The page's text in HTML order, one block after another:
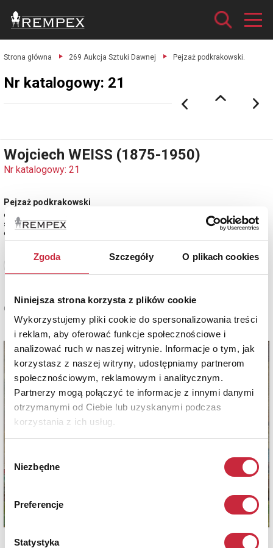
Zgoda Szczegóły O plikach cookies
Niniejsza strona korzysta z plików cookie
Wykorzystujemy pliki cookie do spersonalizowania treści
i reklam, aby oferować funkcje społecznościowe i
analizować ruch w naszej witrynie. Informacje o tym, jak
korzystasz z naszej witryny, udostępniamy partnerom
społecznościowym, reklamowym i analitycznym.
Partnerzy mogą połączyć te informacje z innymi danymi
otrzymanymi od Ciebie lub uzyskanymi podczas
korzystania z ich usług.
zgody
Niezbędne
Preferencje
Statystyka
Strona główna 269 Aukcja Sztuki Dawnej Pejzaż podkrakowski.
Nr katalogowy: 21
Wojciech WEISS (1875-1950)
Nr katalogowy: 21
Pejzaż podkrakowski
olej, płótno; 43 x 63 cm (w świetle oprawy);
sygn. p. d.: WWeiss.
estymacja: 18 000 - 22 000 zł
Cena oferowana
16 000 zł